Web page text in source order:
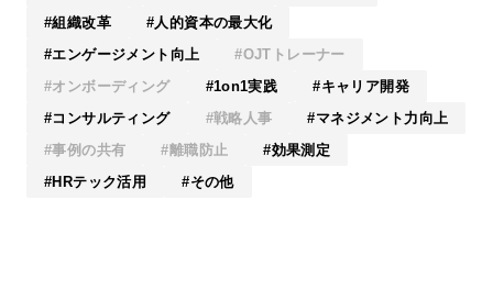
組織改革
人的資本の最大化
エンゲージメント向上
OJTトレーナー
オンボーディング
1on1実践
キャリア開発
コンサルティング
戦略人事
マネジメント力向上
事例の共有
離職防止
効果測定
HRテック活用
その他